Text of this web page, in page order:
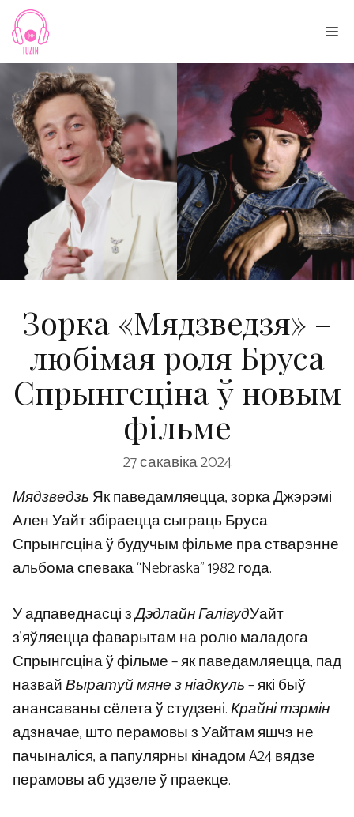
Skip
content
Зорка «Мядзведзя» –
любімая роля Бруса
Спрынгсціна ў новым
фільме
27 сакавіка 2024
МядзведзьЯк паведамляецца, зорка Джэрэмі
Ален Уайт збіраецца сыграць Бруса
Спрынгсціна ў будучым фільме пра стварэнне
альбома спевака “Nebraska” 1982 года.
У адпаведнасці зДэдлайн ГалівудУайт
з'яўляецца фаварытам на ролю маладога
Спрынгсціна ў фільме – як паведамляецца, пад
назвайВыратуй мяне з ніадкуль– які быў
анансаваны сёлета ў студзені.Крайні тэрмін
адзначае, што перамовы з Уайтам яшчэ не
пачыналіся, а папулярны кінадом A24 вядзе
перамовы аб удзеле ў праекце.